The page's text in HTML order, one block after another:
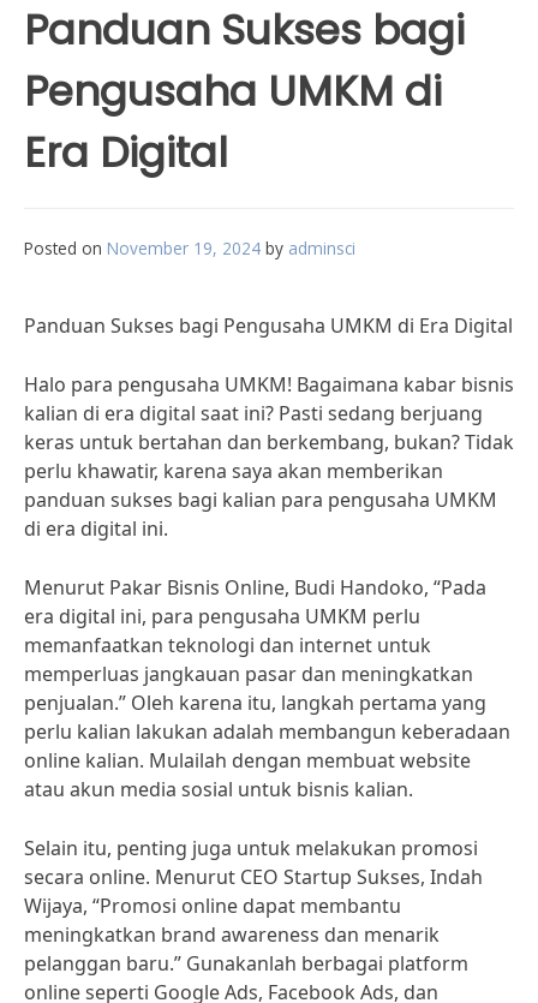
Panduan Sukses bagi
Pengusaha UMKM di
Era Digital
Posted on November 19, 2024 by adminsci
Panduan Sukses bagi Pengusaha UMKM di Era Digital
Halo para pengusaha UMKM! Bagaimana kabar bisnis
kalian di era digital saat ini? Pasti sedang berjuang
keras untuk bertahan dan berkembang, bukan? Tidak
perlu khawatir, karena saya akan memberikan
panduan sukses bagi kalian para pengusaha UMKM
di era digital ini.
Menurut Pakar Bisnis Online, Budi Handoko, “Pada
era digital ini, para pengusaha UMKM perlu
memanfaatkan teknologi dan internet untuk
memperluas jangkauan pasar dan meningkatkan
penjualan.” Oleh karena itu, langkah pertama yang
perlu kalian lakukan adalah membangun keberadaan
online kalian. Mulailah dengan membuat website
atau akun media sosial untuk bisnis kalian.
Selain itu, penting juga untuk melakukan promosi
secara online. Menurut CEO Startup Sukses, Indah
Wijaya, “Promosi online dapat membantu
meningkatkan brand awareness dan menarik
pelanggan baru.” Gunakanlah berbagai platform
online seperti Google Ads, Facebook Ads, dan